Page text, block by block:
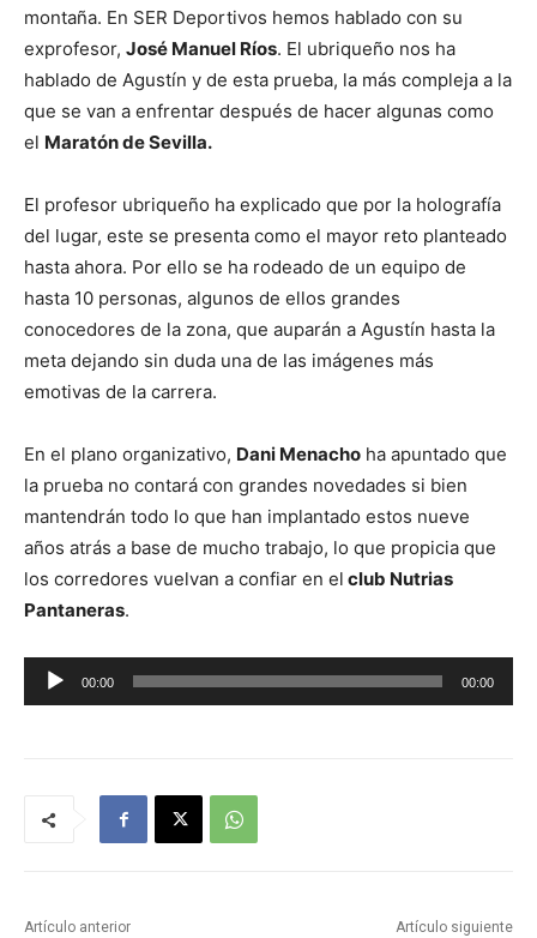
montaña. En SER Deportivos hemos hablado con su
exprofesor, José Manuel Ríos. El ubriqueño nos ha
hablado de Agustín y de esta prueba, la más compleja a la
que se van a enfrentar después de hacer algunas como
el Maratón de Sevilla.
El profesor ubriqueño ha explicado que por la holografía
del lugar, este se presenta como el mayor reto planteado
hasta ahora. Por ello se ha rodeado de un equipo de
hasta 10 personas, algunos de ellos grandes
conocedores de la zona, que auparán a Agustín hasta la
meta dejando sin duda una de las imágenes más
emotivas de la carrera.
En el plano organizativo, Dani Menacho ha apuntado que
la prueba no contará con grandes novedades si bien
mantendrán todo lo que han implantado estos nueve
años atrás a base de mucho trabajo, lo que propicia que
los corredores vuelvan a confiar en el club Nutrias
Pantaneras.
e
t
00:00 00:00
Artículo anterior Artículo siguiente